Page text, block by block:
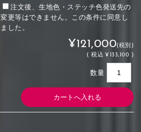
注文後、生地色・ステッチ色発送先の
変更等はできません。この条件に同意し
ました。
¥121,000(税別)
(税込 ¥133,100 )
数量